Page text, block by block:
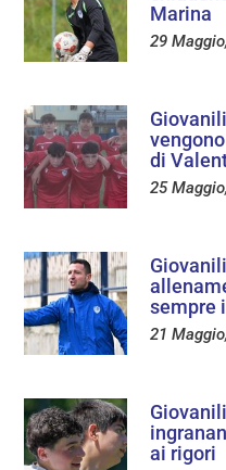
Marina
29
di
25
sempre
21
ai rigori